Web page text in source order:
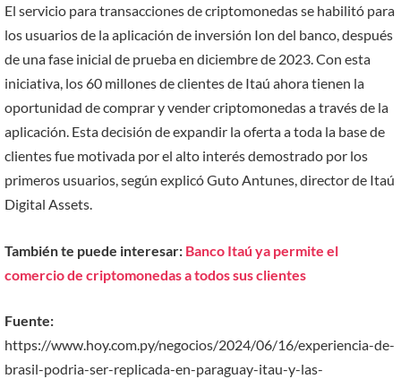
El servicio para transacciones de criptomonedas se habilitó para
los usuarios de la aplicación de inversión Ion del banco, después
de una fase inicial de prueba en diciembre de 2023. Con esta
iniciativa, los 60 millones de clientes de Itaú ahora tienen la
oportunidad de comprar y vender criptomonedas a través de la
aplicación. Esta decisión de expandir la oferta a toda la base de
clientes fue motivada por el alto interés demostrado por los
primeros usuarios, según explicó Guto Antunes, director de Itaú
Digital Assets.
También te puede interesar: Banco Itaú ya permite el
comercio de criptomonedas a todos sus clientes
Fuente:
https://www.hoy.com.py/negocios/2024/06/16/experiencia-de-
brasil-podria-ser-replicada-en-paraguay-itau-y-las-